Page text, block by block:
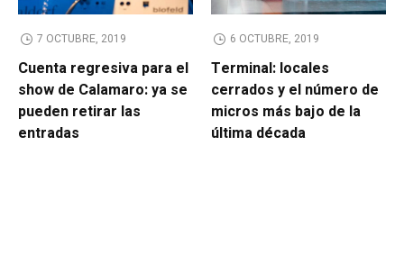
7 OCTUBRE, 2019
Cuenta regresiva para el
show de Calamaro: ya se
pueden retirar las
entradas
6 OCTUBRE, 2019
Terminal: locales
cerrados y el número de
micros más bajo de la
última década